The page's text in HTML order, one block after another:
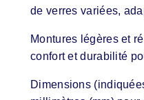
de verres variées,
Montures légères et
confort et durabilité
Dimensions